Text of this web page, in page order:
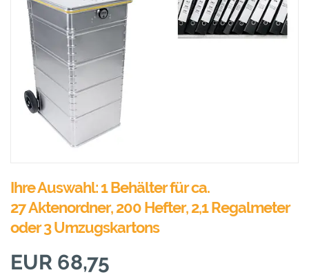
Ihre Auswahl: 1 Behälter für ca.
27 Aktenordner, 200 Hefter, 2,1 Regalmeter
oder 3 Umzugskartons
EUR 68,75